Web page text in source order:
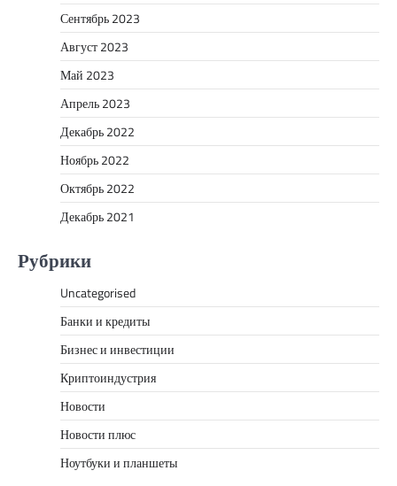
Сентябрь 2023
Август 2023
Май 2023
Апрель 2023
Декабрь 2022
Ноябрь 2022
Октябрь 2022
Декабрь 2021
Рубрики
Uncategorised
Банки и кредиты
Бизнес и инвестиции
Криптоиндустрия
Новости
Новости плюс
Ноутбуки и планшеты